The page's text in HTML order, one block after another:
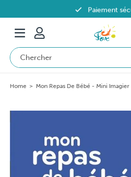
Paiement
Livraison offerte dès
Home > Mon Repas De Bébé - Mini Imagier